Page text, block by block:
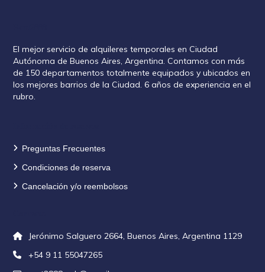
El mejor servicio de alquileres temporales en Ciudad
Autónoma de Buenos Aires, Argentina. Contamos con más
de 150 departamentos totalmente equipados y ubicados en
los mejores barrios de la Ciudad. 6 años de experiencia en el
rubro.
Preguntas Frecuentes
Condiciones de reserva
Cancelación y/o reembolsos
Jerónimo Salguero 2664, Buenos Aires, Argentina 1129
+54 9 11 55047265